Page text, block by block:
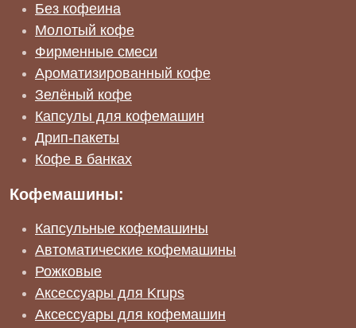
Без кофеина
Молотый кофе
Фирменные смеси
Ароматизированный кофе
Зелёный кофе
Капсулы для кофемашин
Дрип-пакеты
Кофе в банках
Кофемашины:
Капсульные кофемашины
Автоматические кофемашины
Рожковые
Аксессуары для Krups
Аксессуары для кофемашин